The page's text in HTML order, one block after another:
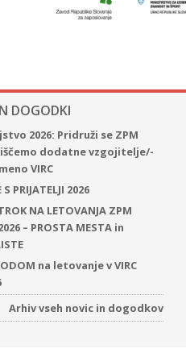
DOGODKI
2026: Pridruži se ZPM
dodatne vzgojitelje/-
VIRC
PRIJATELJI 2026
NA LETOVANJA ZPM
– PROSTA MESTA in
na letovanje v VIRC
Arhiv vseh novic in dogodkov